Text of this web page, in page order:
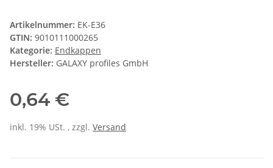
Artikelnummer: EK-E36
GTIN: 9010111000265
Kategorie: Endkappen
Hersteller: GALAXY profiles GmbH
0,64 €
inkl. 19% USt. , zzgl. Versand